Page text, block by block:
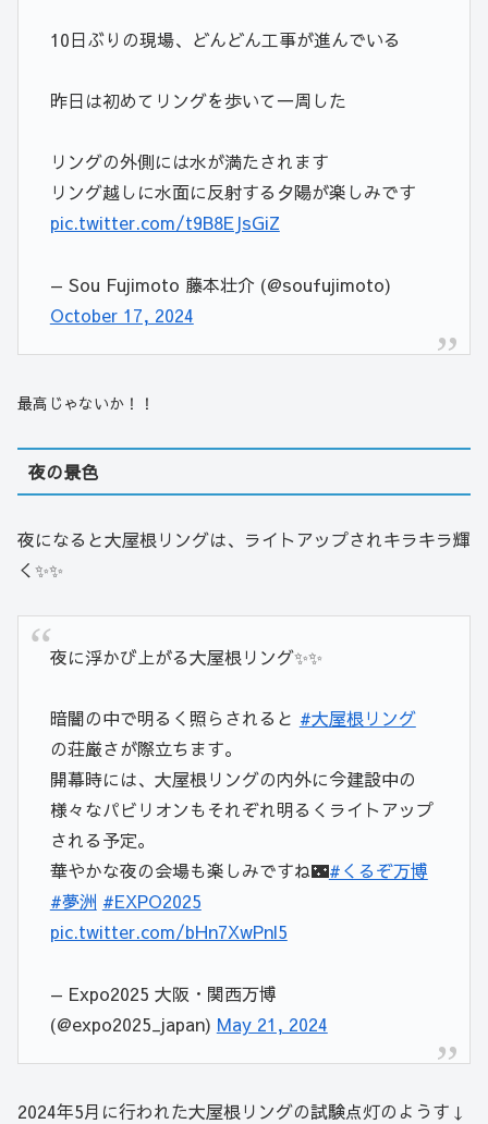
10日ぶりの現場、どんどん工事が進んでいる
昨日は初めてリングを歩いて一周した
リングの外側には水が満たされます
リング越しに水面に反射する夕陽が楽しみです
pic.twitter.com/t9B8EJsGiZ
— Sou Fujimoto 藤本壮介 (@soufujimoto)
October 17, 2024
最高じゃないか！！
夜の景色
夜になると大屋根リングは、ライトアップされキラキラ輝
く✨✨
夜に浮かび上がる大屋根リング✨✨
暗闇の中で明るく照らされると #大屋根リング
の荘厳さが際立ちます。
開幕時には、大屋根リングの内外に今建設中の
様々なパビリオンもそれぞれ明るくライトアップ
される予定。
華やかな夜の会場も楽しみですね🌃#くるぞ万博
#夢洲 #EXPO2025
pic.twitter.com/bHn7XwPnl5
— Expo2025 大阪・関西万博
(@expo2025_japan) May 21, 2024
2024年5月に行われた大屋根リングの試験点灯のようす↓